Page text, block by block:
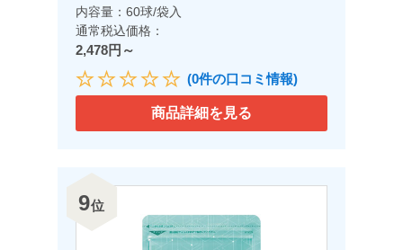
内容量：60球/袋入
通常税込価格：
2,478円～
(0件の口コミ情報)
商品詳細を見る
9位